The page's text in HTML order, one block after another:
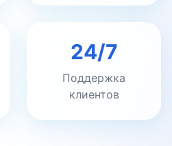
24/7
Поддержка
клиентов